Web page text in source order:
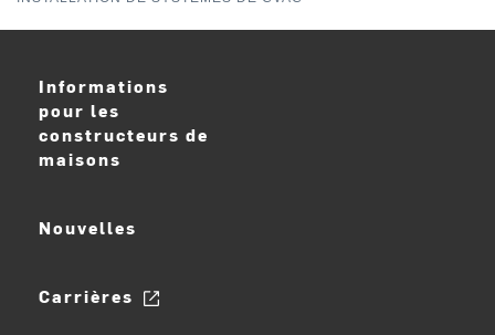
Informations
pour les
constructeurs de
maisons
Nouvelles
Carrières